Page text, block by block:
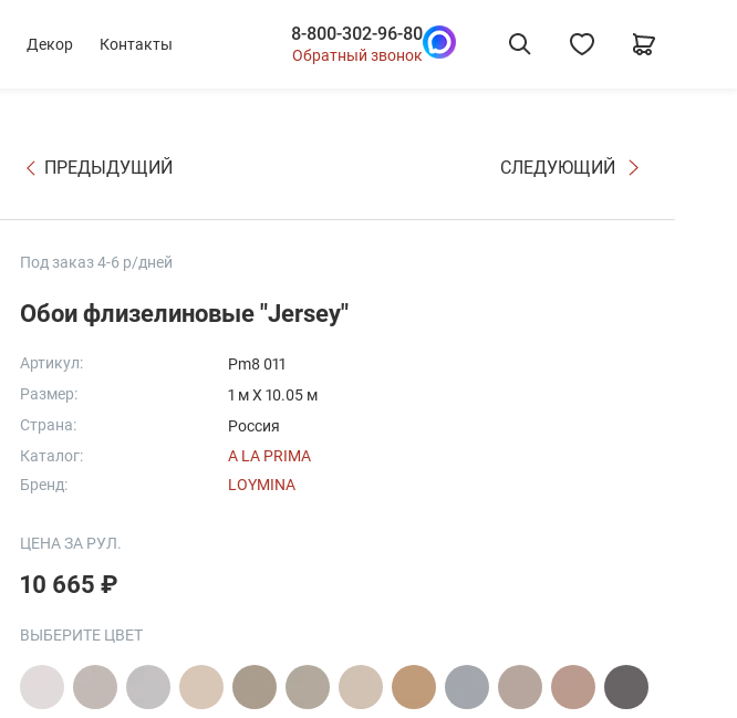
Декор Контакты 8-800-302-96-80
Обратный звонок
ПРЕДЫДУЩИЙ СЛЕДУЮЩИЙ
Под заказ 4-6 р/дней
Обои флизелиновые "Jersey"
Артикул:
Pm8 011
Размер:
1 м X 10.05 м
Страна:
Россия
Каталог:
A LA PRIMA
Бренд:
LOYMINA
ЦЕНА ЗА РУЛ.
10 665 ₽
ВЫБЕРИТЕ ЦВЕТ